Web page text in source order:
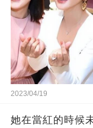
2023/04/19
她在當紅的時候